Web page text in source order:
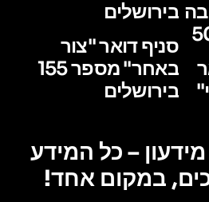
בירושלים
סניף דואר "צור
באחר" מספר 155
בירושלים
– כל המידע
במקום אחד!